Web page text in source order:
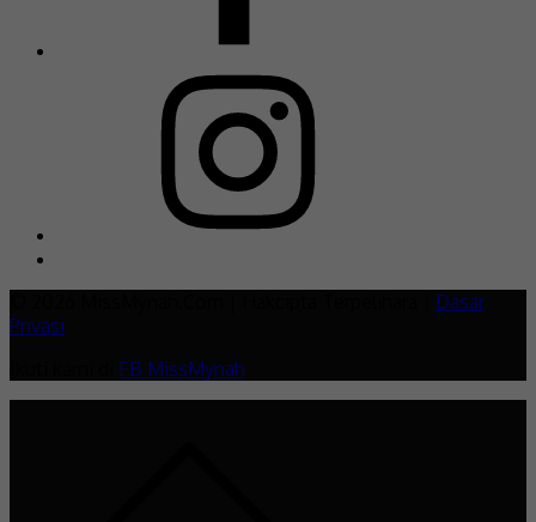
Dasar
Privasi
FB MissMynah